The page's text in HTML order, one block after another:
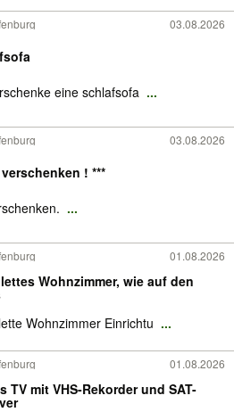
03.08.2026
eine schlafsofa ...
03.08.2026
! ***
...
01.08.2026
Wohnzimmer, wie auf den
Wohnzimmer Einrichtu ...
01.08.2026
TV mit VHS-Rekorder und SAT-